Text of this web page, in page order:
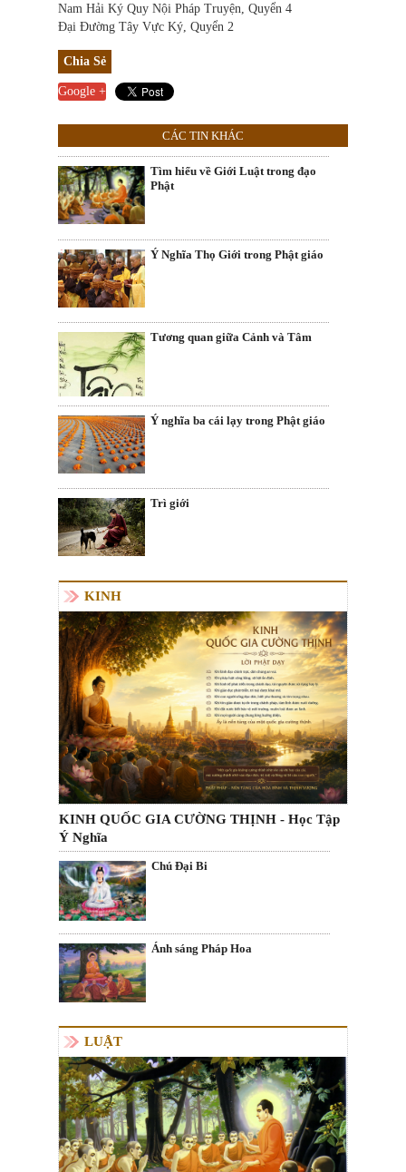
Nam Hải Ký Quy Nội Pháp Truyện, Quyển 4
Đại Đường Tây Vực Ký, Quyển 2
Chia Sẻ
Google +
CÁC TIN KHÁC
Tìm hiểu về Giới Luật trong đạo
Phật
Ý Nghĩa Thọ Giới trong Phật giáo
Tương quan giữa Cảnh và Tâm
Ý nghĩa ba cái lạy trong Phật giáo
Trì giới
KINH
KINH QUỐC GIA CƯỜNG THỊNH - Học Tập
Ý Nghĩa
Chú Đại Bi
Ánh sáng Pháp Hoa
LUẬT